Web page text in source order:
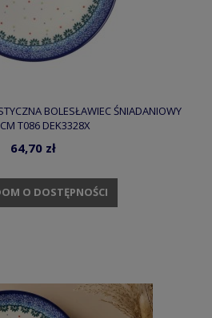
BOLESŁAWIEC ŚNIADANIOWY
T086 DEK3328X
64,70 zł
O DOSTĘPNOŚCI